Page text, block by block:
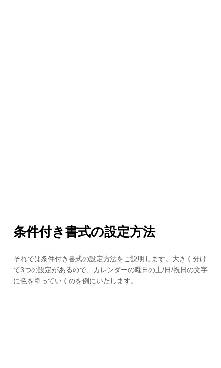
条件付き書式の設定方法
それでは条件付き書式の設定方法をご説明します。大きく分け
て3つの設定があるので、カレンダーの曜日の土/日/祝日の文字
に色を塗っていくのを例にいたします。